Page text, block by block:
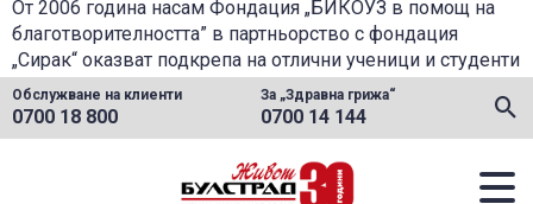
заявление за застраховане
• Начини на плащане
• Банкови сметки
• Бланки и заявления
•
Форма за актуализиране
на координати
• Форма за искане на
консултация
• Форма за контакт
• Често задавани въпроси
Обслужване на клиенти
0700 18 800
За „Здравна грижа“
0700 14 144
От 2006 година насам Фондация „БИКОУЗ в помощ на
благотворителността” в партньорство с фондация
„Сирак“ оказват подкрепа на отлични ученици и студенти
– сираци, за да продължат образованието си. Чрез
стипендиантската програма „Готови за успех” се оказва
подкрепа на млади хора, които са мотивирани,
целеустремени и имат нужда само от шанса да докажат
способностите си. В програмата участват ученици от 12